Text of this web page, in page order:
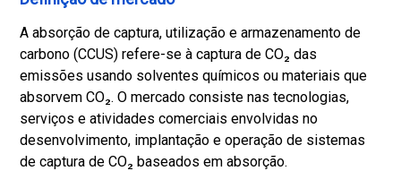
A absorção de captura, utilização e armazenamento de
carbono (CCUS) refere-se à captura de CO₂ das
emissões usando solventes químicos ou materiais que
absorvem CO₂. O mercado consiste nas tecnologias,
serviços e atividades comerciais envolvidas no
desenvolvimento, implantação e operação de sistemas
de captura de CO₂ baseados em absorção.